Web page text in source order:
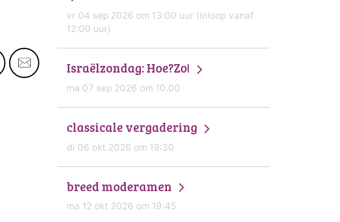
vr 04 sep 2026 om 13:00 uur (inloop vanaf
12:00 uur)
Israëlzondag: Hoe?Zo!
ma 07 sep 2026 om 10.00
classicale vergadering
di 06 okt 2026 om 19:30
breed moderamen
ma 12 okt 2026 om 19:45